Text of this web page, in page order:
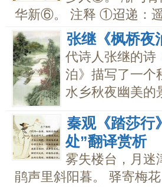
华新⑥。 注释 ①迢递：
张继《枫桥夜
代诗人张继的诗
泊》描写了一个
水乡秋夜幽美的
秦观《踏莎行
处”翻译赏析
雾失楼台，月迷
鹃声里斜阳暮。 驿寄梅